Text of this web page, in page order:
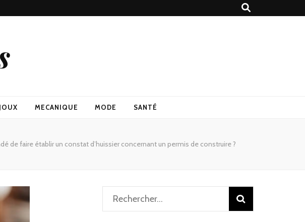
MECANIQUE MODE SANTÉ
de faire établir un constat d’huissier concernant un permis de construire ?
Rechercher :